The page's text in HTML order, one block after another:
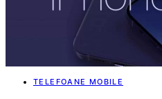
TELEFOANE MOBILE